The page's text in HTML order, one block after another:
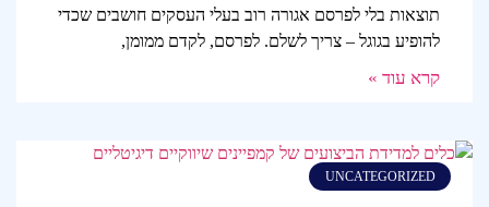
תוצאות בלי לפרסם אגורה רוב בעלי העסקים חושבים שכדי
להופיע בגוגל – צריך לשלם. לפרסם, לקדם ממומן,
קרא עוד »
UNCATEGORIZED